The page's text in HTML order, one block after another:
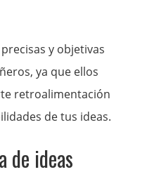
y objetivas
ya que ellos
retroalimentación
de tus ideas.
de ideas